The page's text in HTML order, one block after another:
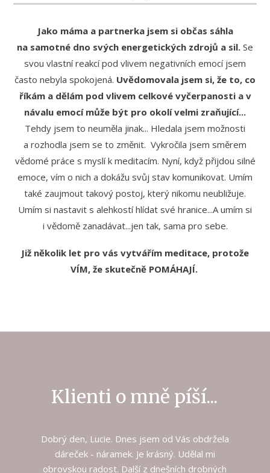
Jako máma a partnerka jsem si občas sáhla
na samotné dno svých energetických zdrojů a sil. Se
svou vlastní reakcí pod vlivem negativních emocí jsem
často nebyla spokojená. Uvědomovala jsem si, že to, co
říkám a dělám pod vlivem celkové vyčerpanosti a v
návalu emocí může být pro okolí velmi zraňující...
Tehdy jsem to neuměla jinak... Hledala jsem možnosti
a rozhodla jsem se to změnit. Vykročila jsem směrem
vědomé práce s myslí k meditacím. Nyní, když přijdou silné
emoce, vím o nich a dokážu svůj stav komunikovat. Umím
také zaujmout takový postoj, který nikomu neubližuje.
Umím si nastavit s alehkostí hlídat své hranice...A umím si
i vědomě zanadávat...jen tak, sama pro sebe.
Již několik let pro vás vytvářím meditace, protože
VÍM, že skutečně POMÁHAJÍ.
Klienti o mně píší...
Dobrý den, Lucie. Dnes jsem od Vás obdržela
dáreček - náramek. Je krásný. Udělal mi
obrovskou radost. Další z dnešních drobných